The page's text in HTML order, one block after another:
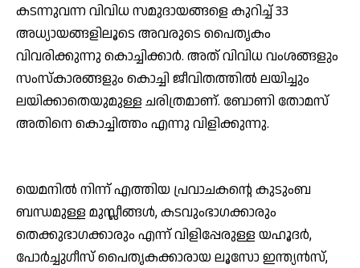
കടന്നുവന്ന വിവിധ സമുദായങ്ങളെ കുറിച്ച് 33
അധ്യായങ്ങളിലൂടെ അവരുടെ പൈതൃകം
വിവരിക്കുന്നു കൊച്ചിക്കാര്‍. അത് വിവിധ വംശങ്ങളും
സംസ്‌കാരങ്ങളും കൊച്ചി ജീവിതത്തില്‍ ലയിച്ചും
ലയിക്കാതെയുമുള്ള ചരിത്രമാണ്. ബോണി തോമസ്
അതിനെ കൊച്ചിത്തം എന്നു വിളിക്കുന്നു.
യെമനില്‍ നിന്ന് എത്തിയ പ്രവാചകന്റെ കുടുംബ
ബന്ധമുള്ള മുസ്ലീങ്ങള്‍, കടവുംഭാഗക്കാരും
തെക്കുഭാഗക്കാരും എന്ന് വിളിപ്പേരുള്ള യഹൂദര്‍,
പോര്‍ച്ചുഗീസ് പൈതൃകക്കാരായ ലൂസോ ഇന്ത്യന്‍സ്,